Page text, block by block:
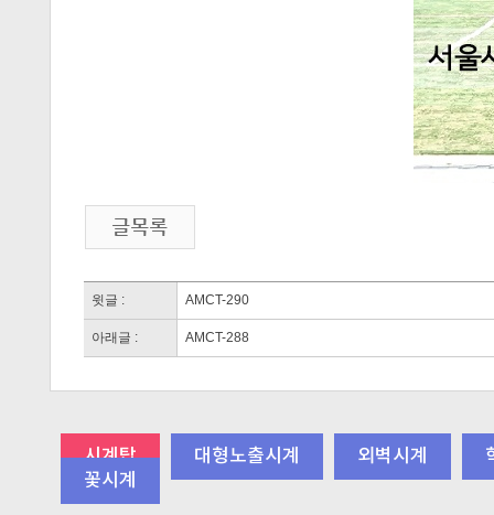
윗글 : AMCT-290
아래글 : AMCT-288
시계탑 대형노출시계 외벽시계
꽃시계